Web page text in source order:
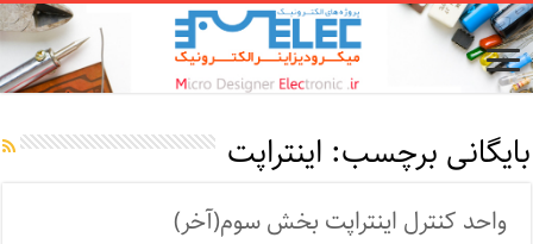
بایگانی برچسب: اینتراپت
واحد کنترل اینتراپت بخش سوم(آخر)